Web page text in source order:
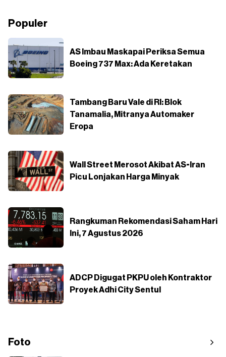
Populer
AS Imbau Maskapai Periksa Semua
Boeing 737 Max: Ada Keretakan
Tambang Baru Vale di RI: Blok
Tanamalia, Mitranya Automaker
Eropa
Wall Street Merosot Akibat AS-Iran
Picu Lonjakan Harga Minyak
Rangkuman Rekomendasi Saham Hari
Ini, 7 Agustus 2026
ADCP Digugat PKPU oleh Kontraktor
Proyek Adhi City Sentul
Foto